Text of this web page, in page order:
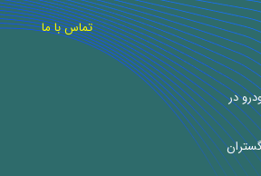
در
تماس با ما